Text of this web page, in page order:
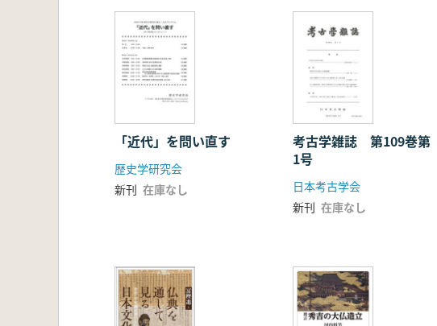
「近代」を問い直す
歴史学研究会
新刊 在庫なし
考古学雑誌 第109巻第
1号
日本考古学会
新刊 在庫なし